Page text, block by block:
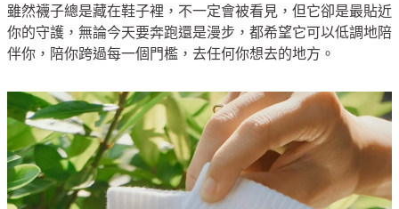
雖然襪子總是藏在鞋子裡，不一定會被看見，但它卻是最貼近
你的守護，無論今天要奔跑還是漫步，都希望它可以低調地陪
伴你，陪你跨過每一個門檻，去任何你想去的地方。